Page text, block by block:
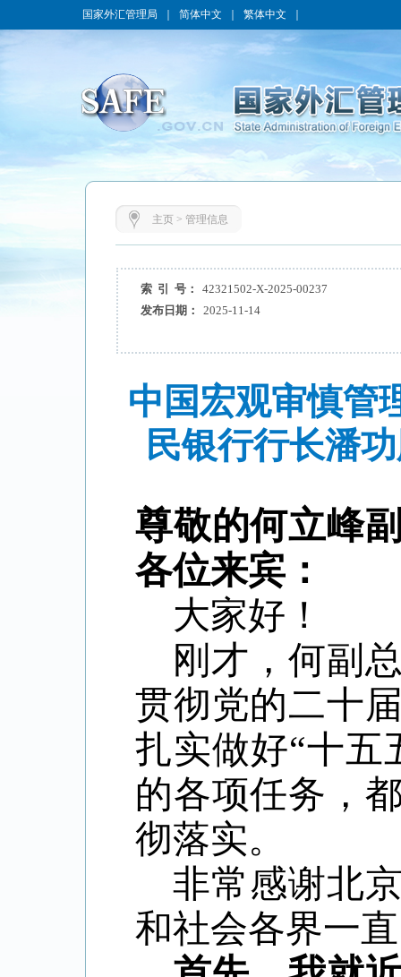
国家外汇管理局 简体中文 繁体中文
主页> 管理信息
索 引 号：
42321502-X-2025-00237
发布日期：
2025-11-14
中国宏观审慎
民银行行长潘
尊敬的何立峰
各位来宾：
大家好！
刚才，何副
贯彻党的二十
扎实做好“十五
的各项任务，
彻落实。
非常感谢北
和社会各界一